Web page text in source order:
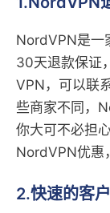
NordVPN是一
30天退款保证
VPN，可以联
些商家不同，
你大可不必担
NordVPN优惠
2.快速的客